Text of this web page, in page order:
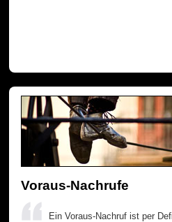
Voraus-Nachrufe
Ein Voraus-Nachruf ist per